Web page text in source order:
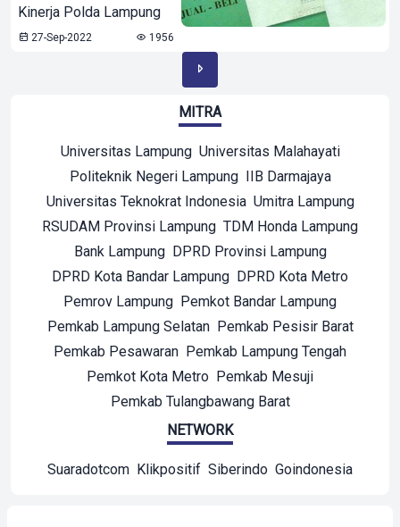
Kinerja Polda Lampung
27-Sep-2022 1956
MITRA
Universitas Lampung Universitas Malahayati
Politeknik Negeri Lampung IIB Darmajaya
Universitas Teknokrat Indonesia Umitra Lampung
RSUDAM Provinsi Lampung TDM Honda Lampung
Bank Lampung DPRD Provinsi Lampung
DPRD Kota Bandar Lampung DPRD Kota Metro
Pemrov Lampung Pemkot Bandar Lampung
Pemkab Lampung Selatan Pemkab Pesisir Barat
Pemkab Pesawaran Pemkab Lampung Tengah
Pemkot Kota Metro Pemkab Mesuji
Pemkab Tulangbawang Barat
NETWORK
Suaradotcom Klikpositif Siberindo Goindonesia